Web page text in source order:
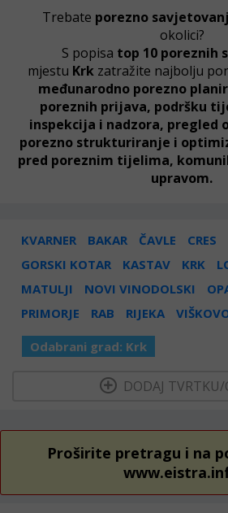
Trebate porezno
okolici?
S popisa top 10 poreznih
mjestu Krk zatražite najbolju
međunarodno porezno
poreznih prijava, podršku
inspekcija i nadzora, pregled
porezno strukturiranje i
pred poreznim tijelima,
upravom.
KVARNER BAKAR ČAVLE CRES
GORSKI KOTAR
KASTAV KRK
MATULJI
NOVI VINODOLSKI
PRIMORJE
RAB RIJEKA
Odabrani grad: Krk
DODAJ
Proširite pretragu i na